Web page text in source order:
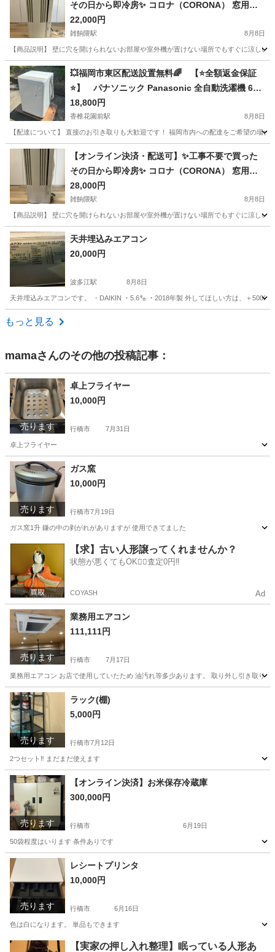
その日から即冷房✨ コロナ（CORONA） 窓用エ
アコン CW-F1618E6 🏠 【内部クリーン機能搭
載】4.5〜7畳用！ウィンドウエアコン ウインド
ウエアコン リモコン注文中
22,000円
雑餉隈駅 8月8日
【商品説明】 壁に穴を開けられないお部屋や室外機が置けない場所でもすぐに涼し
福岡 大野城市 雑餉隈駅 季節、空調家電 冷房
💥福岡市東区配送設置無料🌈 【⭐️全額返金保証
⭐️】 パナソニック Panasonic 全自動洗濯機 6kg
ニュアンスベージュ NA-F60B15
18,800円
香椎花園前駅 8月8日
【配達について】 直接のお引き取りも大歓迎です！ 福岡市内への配達をご希望の場
福岡 福岡市 香椎花園前駅 生活家電 Panasonic
【オンライン決済・配送可】✨工事不要で買った
その日から即冷房✨ コロナ（CORONA） 窓用エ
アコン CW-1621 🏠 【内部クリーン機能搭載】4.
5〜7畳用！リモコン、説明書付き ウィンドウエ
アコン ウインドウエアコン
28,000円
雑餉隈駅 8月8日
【商品説明】 壁に穴を開けられないお部屋や室外機が置けない場所でもすぐに涼し
福岡 大野城市 雑餉隈駅
天井埋込みエアコン
20,000円
波多江駅 8月8日
天井埋込みエアコンです。 ・DAIKIN ・5.6㌔ ・2018年製 外してほしい方は、＋5000
福岡 糸島市
もっと見る
mamaさんのその他の投稿記事：
売ります
卓上フライヤー
10,000円
行橋市 7月31日
卓上フライヤー
福岡 行橋市 その他
売ります
ガス窯
10,000円
行橋市7月19日
ガス窯1升 鎌の中の剥がれがありますが 使用できてました
福岡 行橋市 キッチン家電
【求】古い人形譲ってくれませんか？
状態が悪くてもOK🙆‍♀️査定0円‼️
COYASH Ad
売ります
業務用エアコン
111,111円
行橋市 7月17日
業務用エアコン お店で使用していたため 油汚れ等多少あります。 取り外し引き取りが
福岡 行橋市 季節、空調家電
売ります
ラック(棚)
5,000円
行橋市7月12日
2つセット‼︎ まだまだ使えます
福岡 行橋市 収納家具
売ります
【オンライン決済】お米保存冷蔵庫
300,000円
行橋市 6月19日
50袋程度はいります 条件ありです
福岡 行橋市 お米
売ります
レシートプリンタ
10,000円
行橋市 6月16日
色は白になります。 単品もできます
福岡 行橋市 その他 プリンタ
【実家の押し入れ整理】眠っている人形あ